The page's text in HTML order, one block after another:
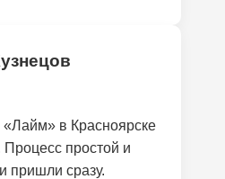
в Красноярске
Процесс простой и
пришли сразу.